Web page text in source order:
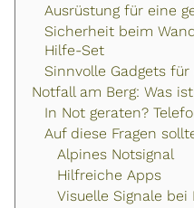
Ausrüstung für eine
Sicherheit beim
Hilfe-Set
Sinnvolle Gadgets
Notfall am Berg: Was
In Not geraten?
Auf diese Fragen
Alpines Notsignal
Hilfreiche Apps
Visuelle Signale